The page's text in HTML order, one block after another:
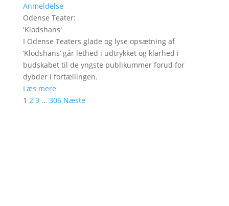
Anmeldelse
Odense Teater:
'Klodshans'
I Odense Teaters glade og lyse opsætning af
’Klodshans’ går lethed i udtrykket og klarhed i
budskabet til de yngste publikummer forud for
dybder i fortællingen.
Læs mere
1 2 3 … 306 Næste